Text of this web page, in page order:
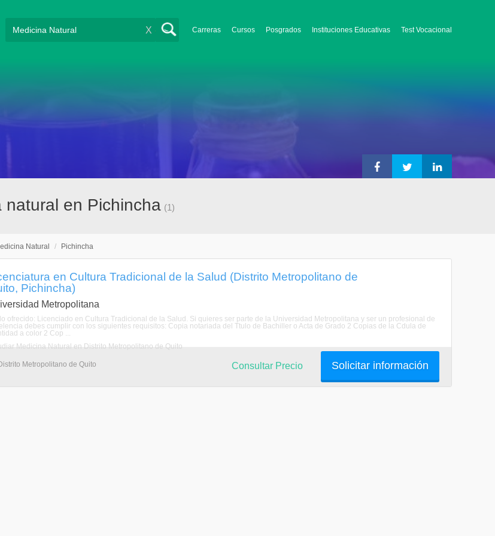
Carreras Cursos Posgrados Instituciones Educativas Test Vocacional
X
natural en Pichincha (1)
Natural / Pichincha
en Cultura Tradicional de la Salud (Distrito Metropolitano de
Pichincha)
Metropolitana
ofrecido: Licenciado en Cultura Tradicional de la Salud. Si quieres ser parte de la Universidad Metropolitana y ser un profesional de
debes cumplir con los siguientes requisitos: Copia notariada del Ttulo de Bachiller o Acta de Grado 2 Copias de la Cdula de
a color 2 Cop ...
Medicina Natural en Distrito Metropolitano de Quito
Metropolitano de Quito Solicitar información
Consultar Precio